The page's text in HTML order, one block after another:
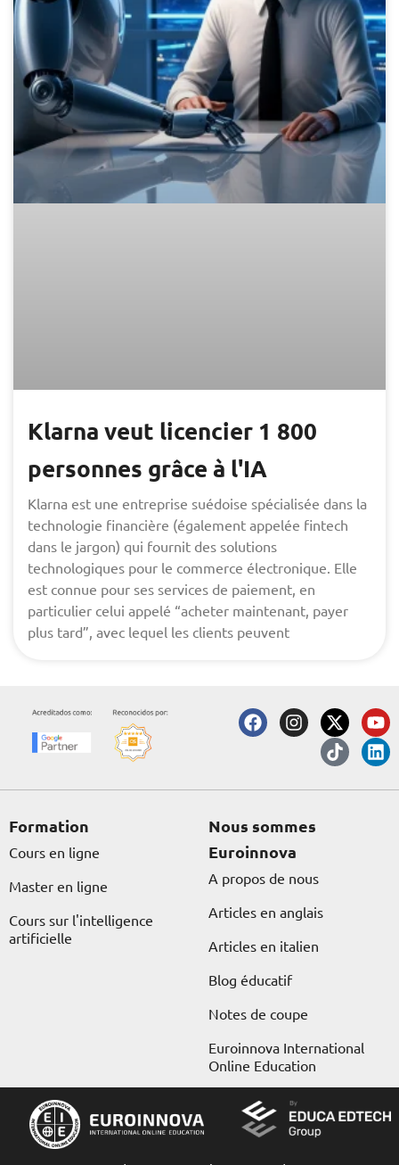
Klarna veut licencier 1 800
personnes grâce à l'IA
Klarna est une entreprise suédoise spécialisée dans la
technologie financière (également appelée fintech
dans le jargon) qui fournit des solutions
technologiques pour le commerce électronique. Elle
est connue pour ses services de paiement, en
particulier celui appelé “acheter maintenant, payer
plus tard”, avec lequel les clients peuvent
F
a
b
o
I
n
a
r
m
X
-
t
w
i
Y
o
u
t
u
T
i
k
t
o
L
i
n
k
e
Formation
Cours en ligne
Master en ligne
Cours sur l'intelligence
artificielle
Nous sommes
Euroinnova
A propos de nous
Articles en anglais
Articles en italien
Blog éducatif
Notes de coupe
Euroinnova International
Online Education